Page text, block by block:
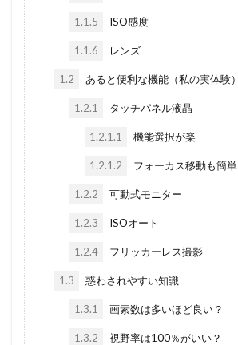
1.1.5 ISO感度
1.1.6 レンズ
1.2 あると便利な機能（私の実体験）
1.2.1 タッチパネル液晶
1.2.1.1 機能選択が楽
1.2.1.2 フォーカス移動も簡単
1.2.2 可動式モニター
1.2.3 ISOオート
1.2.4 フリッカーレス撮影
1.3 惑わされやすい知識
1.3.1 画素数は多いほど良い？
1.3.2 視野率は100％がいい？